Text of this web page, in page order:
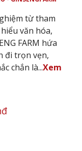
từ tham
văn hóa,
FARM hứa
đi trọn vẹn,
chắn là...Xem